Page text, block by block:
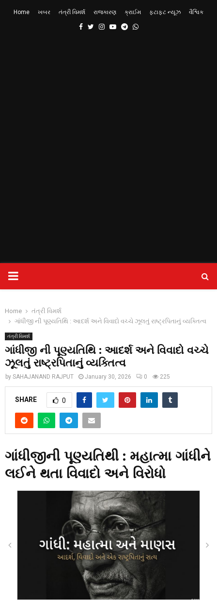
Home ખબર તંત્રી વિમર્શ રાજકારણ ક્રાઈમ ફટાફટ ન્યૂઝ વૈશ્વિક
Facebook
TwitterInstagram
YoutubeTelegram
Whatsapp
PRIMARY
Home
તંત્રી વિમર્શ
ગાંધીજી ની પૂણ્યતિથિ : આદર્શ અને વિવાદો વચ્ચે ઝૂલતું રાષ્ટ્રપિતાનું વ્યક્તિત્વ
તંત્રી વિમર્શ
ગાંધીજી ની પૂણ્યતિથિ : આદર્શ અને વિવાદો વચ્ચે
ઝૂલતું રાષ્ટ્રપિતાનું વ્યક્તિત્વ
by SAHAJANAND RAJPUT January 30, 2026 0 225
SHARE 0
ગાંધીજીની પૂણ્યતિથી : મહાત્મા ગાંધીને
લઈને થતા વિવાદો અને વિરોધો